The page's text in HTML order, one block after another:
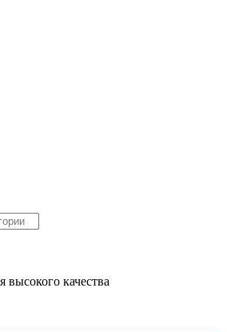
высокого качества